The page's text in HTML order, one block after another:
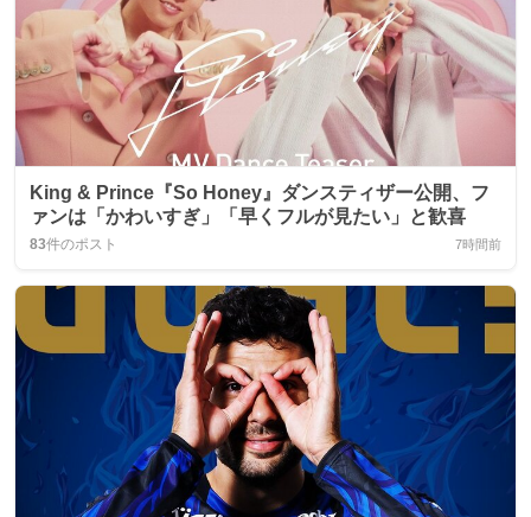
King & Prince『So Honey』ダンスティザー公開、フ
ァンは「かわいすぎ」「早くフルが見たい」と歓喜
83件のポスト 7時間前